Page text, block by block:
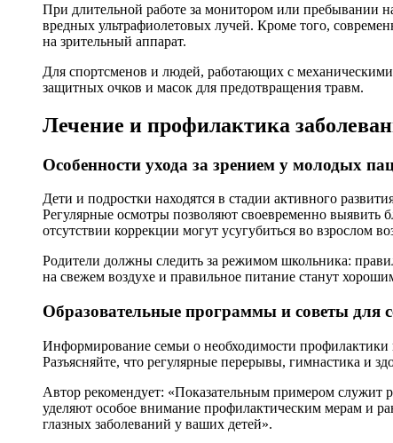
При длительной работе за монитором или пребывании
вредных ультрафиолетовых лучей. Кроме того,
на зрительный аппарат.
Для спортсменов и людей, работающих с
защитных очков и масок для предотвращения травм.
Лечение и профилактика
Особенности ухода за зрением у молодых
Дети и подростки находятся в стадии активного
Регулярные осмотры позволяют своевременно выявить
отсутствии коррекции могут усугубиться во взрослом
Родители должны следить за режимом школьника:
на свежем воздухе и правильное питание станут
Образовательные программы и советы для
Информирование семьи о необходимости профилактики
Разъясняйте, что регулярные перерывы, гимнастика и
Автор рекомендует: «Показательным примером служит
уделяют особое внимание профилактическим мерам и
глазных заболеваний у ваших детей».